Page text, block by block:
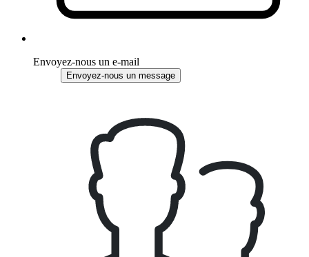
Envoyez-nous un e-mail
Envoyez-nous un message